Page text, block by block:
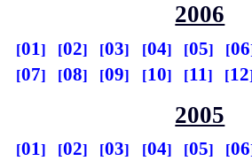
2006
01 02 03 04 05
06
07
08 09 10 11 12
2005
01 02 03 04 05
06